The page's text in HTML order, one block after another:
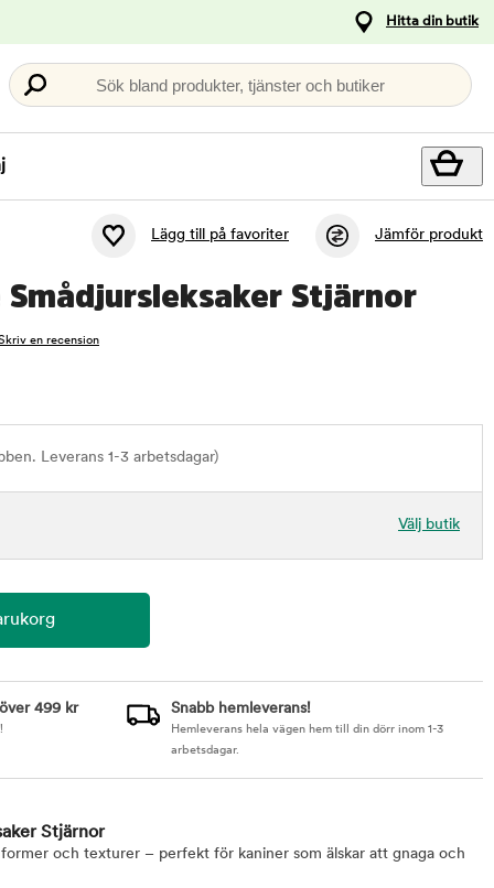
Hitta din butik
Sök bland produkter, tjänster och butiker
Lägg till på favoriter Jämför produkt
Smådjursleksaker Stjärnor
en recension
Leverans 1-3 arbetsdagar)
Välj butik
499 kr Snabb hemleverans!
Hemleverans hela vägen hem till din dörr inom 1-3
arbetsdagar.
Stjärnor
former och texturer – perfekt för kaniner som älskar att gnaga och